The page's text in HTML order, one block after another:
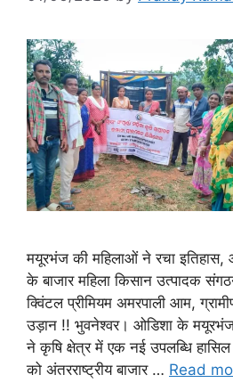
मयूरभंज की महिलाओं ने रचा
के बाजार महिला किसान उत्पादक
क्विंटल प्रीमियम अमरपाली आम,
उड़ान !! भुवनेश्वर। ओडिशा के मयूरभंज
ने कृषि क्षेत्र में एक नई उपलब्धि
को अंतरराष्ट्रीय बाजार … Read